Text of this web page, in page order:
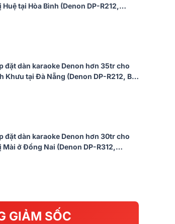
Huệ tại Hòa Bình (Denon DP-R212,
đặt dàn karaoke Denon hơn 35tr cho
Khưu tại Đà Nẵng (Denon DP-R212, BIK
đặt dàn karaoke Denon hơn 30tr cho
Mài ở Đồng Nai (Denon DP-R312,
GIẢM SỐC